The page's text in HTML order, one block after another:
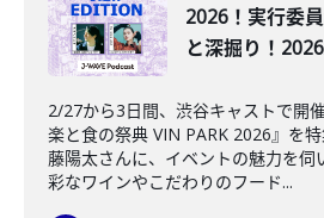
2026！実行委
と深掘り！
2/27から3日間、渋谷キャストで開
楽と食の祭典 VIN PARK 2026』を
藤陽太さんに、イベントの魅力を伺
彩なワインやこだわりのフード...